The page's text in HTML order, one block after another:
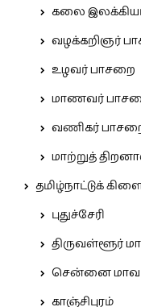
கலை
வழக்கறிஞர்
உழவர் பாசறை
மாணவர்
வணிகர்
மாற்றுத்
தமிழ்நாட்டுக்
புதுச்சேரி
திருவள்ளூர்
சென்னை
காஞ்சிபுரம்